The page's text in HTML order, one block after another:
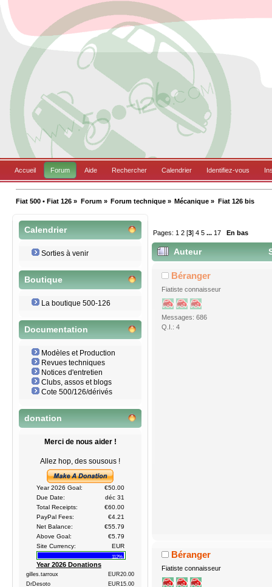
Accueil Forum Aide Rechercher Calendrier Identifiez-vous
Fiat 500 • Fiat 126 » Forum» Forum technique» Mécanique » Fiat 126 bis
Calendrier
Sorties à venir
Boutique
La boutique 500-126
Documentation
Modèles et Production
Revues techniques
Notices d'entretien
Clubs, assos et blogs
Cote 500/126/dérivés
donation
Merci de nous aider !
Allez hop, des sousous !
Year 2026 Goal:
€50.00
Due Date:
déc 31
Total Receipts:
€60.00
PayPal Fees:
€4.21
Net Balance:
€55.79
Above Goal:
€5.79
Site Currency:
EUR
112%
Year 2026 Donations
gilles.tarroux
EUR20.00
DrDesoto
EUR15.00
Pages: 1 2 [3]4 5 ... 17 En bas
Auteur
Béranger
Fiatiste connaisseur
Messages: 686
Q.I.: 4
Béranger
Fiatiste connaisseur